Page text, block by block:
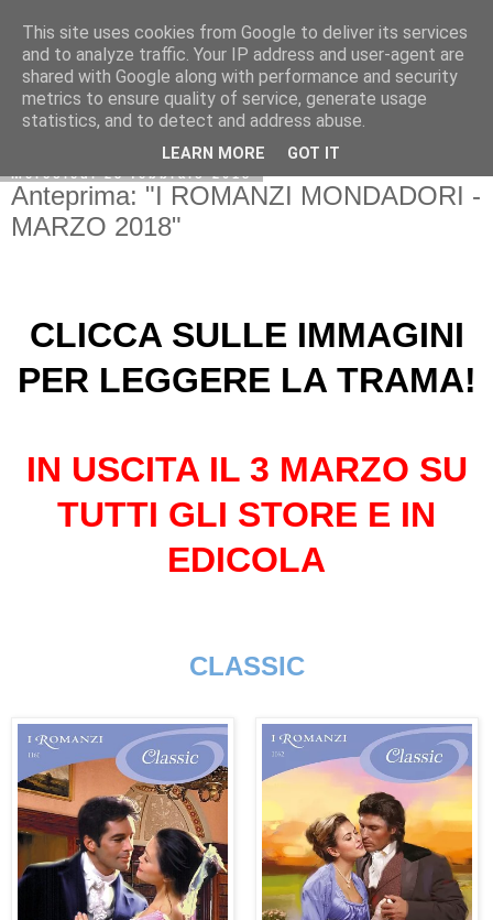
mercoledì 28 febbraio 2018
Anteprima: "I ROMANZI MONDADORI -
MARZO 2018"
CLICCA SULLE IMMAGINI
PER LEGGERE LA TRAMA!
IN USCITA IL 3 MARZO SU
TUTTI GLI STORE E IN
EDICOLA
CLASSIC
This site uses cookies from Google to deliver its services
and to analyze traffic. Your IP address and user-agent are
shared with Google along with performance and security
metrics to ensure quality of service, generate usage
statistics, and to detect and address abuse.
LEARN MORE GOT IT